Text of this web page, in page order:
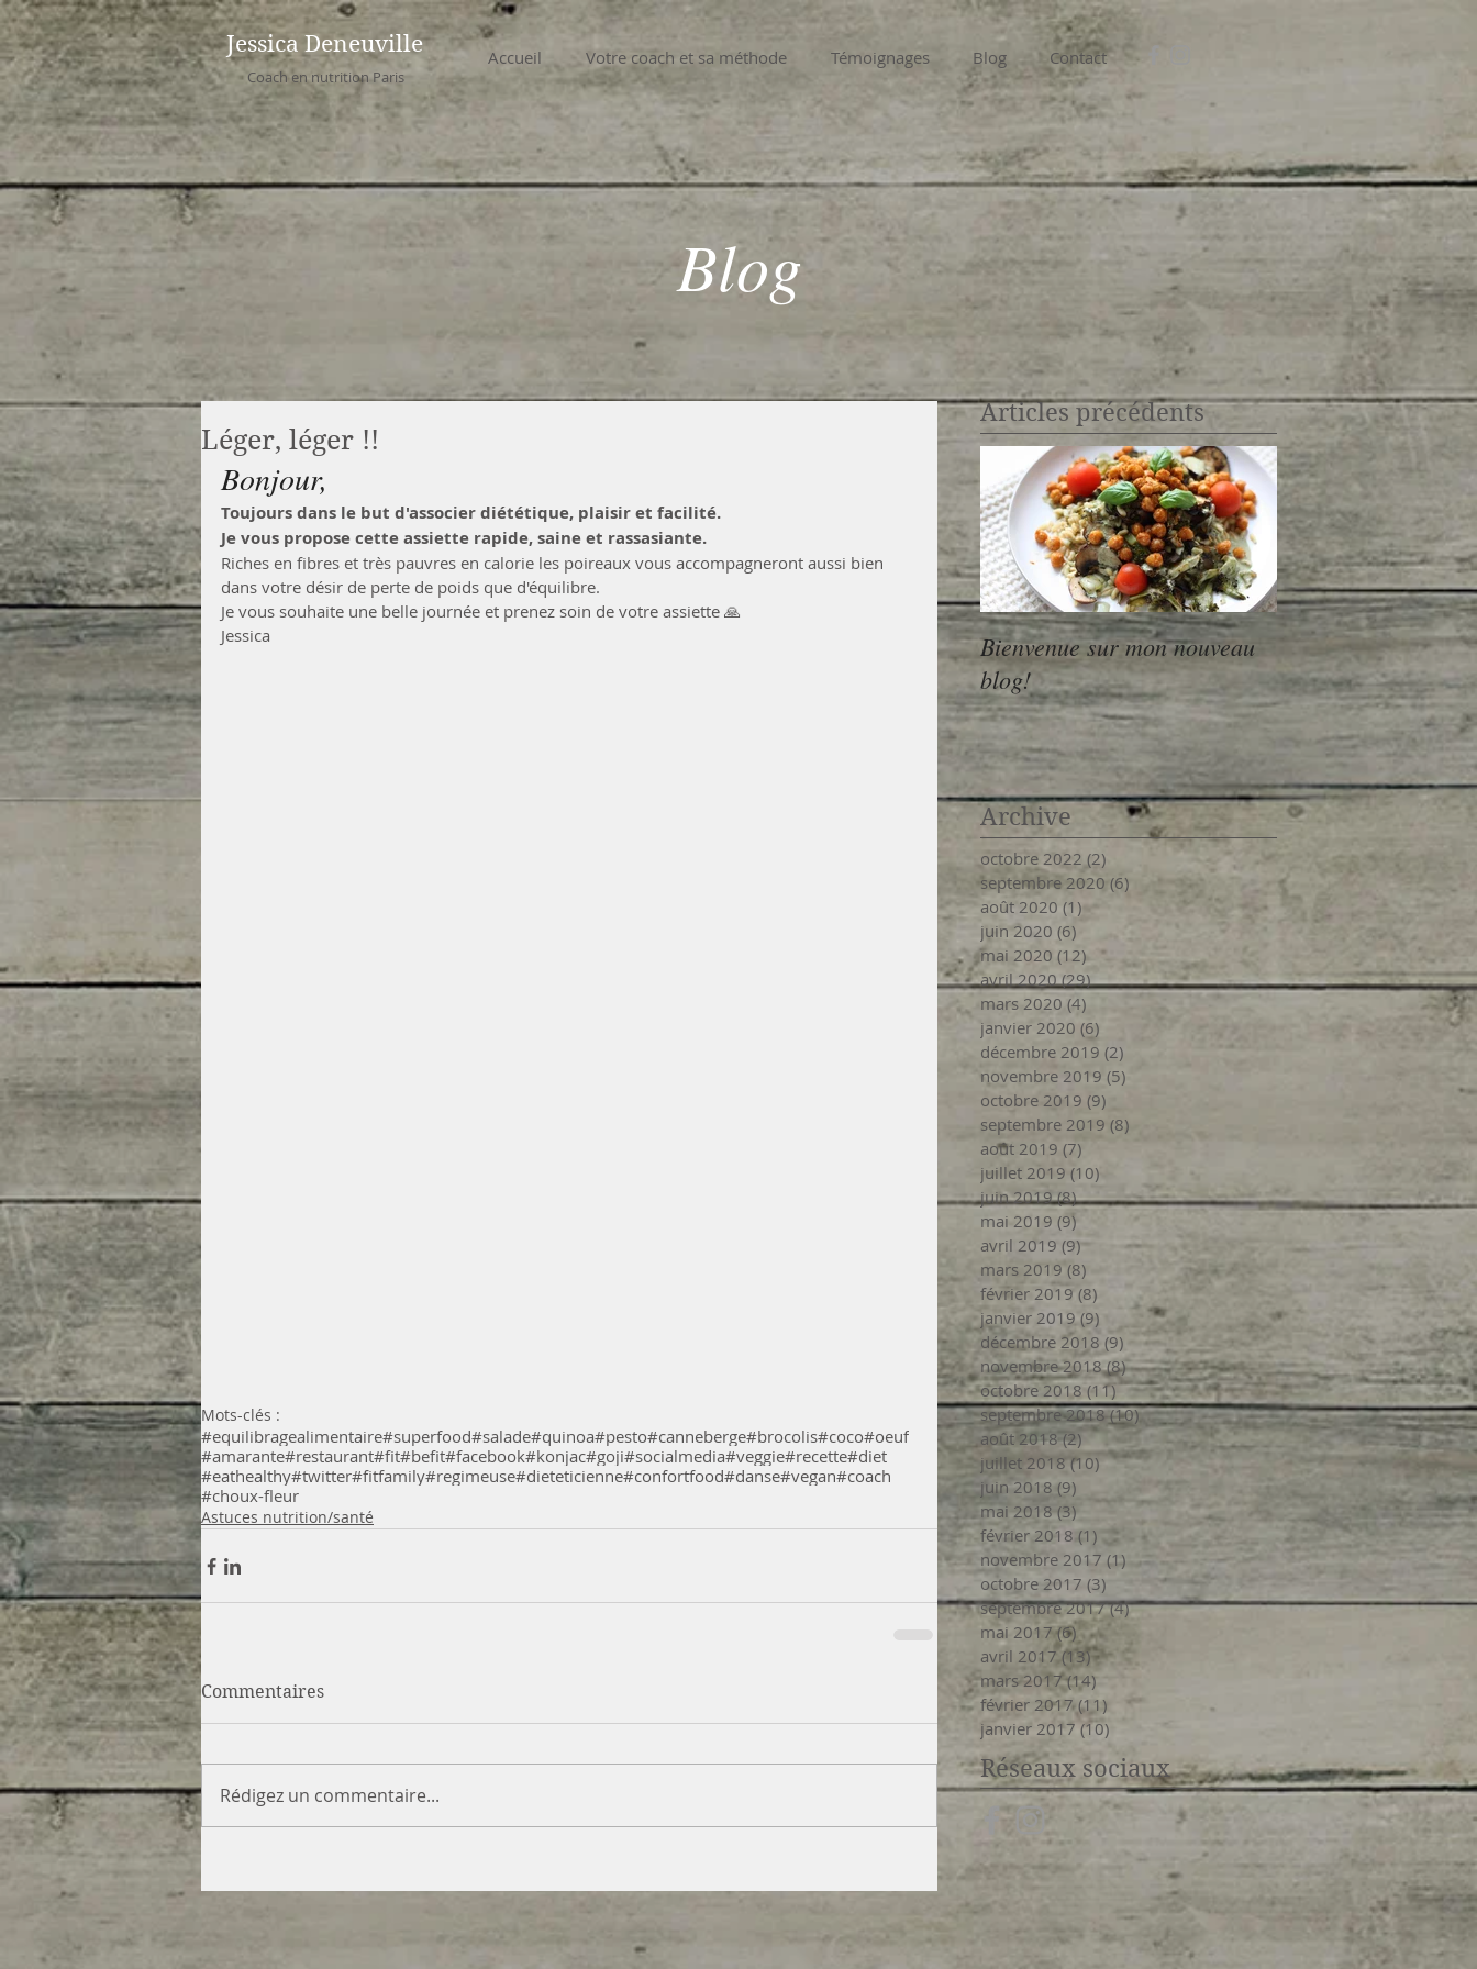
Jessica Deneuville
Coach en nutrition Paris
Accueil Votre coach et sa méthode Témoignages Blog Contact
Blog
Léger, léger !!
Bonjour,
Toujours dans le but d'associer diététique, plaisir et facilité.
Je vous propose cette assiette rapide, saine et rassasiante.
Riches en fibres et très pauvres en calorie les poireaux vous accompagneront aussi bien
dans votre désir de perte de poids que d'équilibre.
Je vous souhaite une belle journée et prenez soin de votre assiette 🙏
Jessica
Mots-clés :
#equilibragealimentaire#superfood#salade#quinoa#pesto#canneberge#brocolis#coco#oeuf
#amarante#restaurant#fit#befit#facebook#konjac#goji#socialmedia#veggie#recette#diet
#eathealthy#twitter#fitfamily#regimeuse#dieteticienne#confortfood#danse#vegan#coach
#choux-fleur
Astuces nutrition/santé
Commentaires
Rédigez un commentaire...
Articles précédents
Bienvenue sur mon nouveau
blog!
Archive
octobre 2022 (2)
septembre 2020 (6) 6 posts
août 2020 (1) 1 post
juin 2020 (6) 6 posts
mai 2020 (12) 12 posts
avril 2020 (29)29 posts
mars 2020 (4) 4 posts
janvier 2020 (6)
décembre 2019 (2)
novembre 2019 (5)
octobre 2019 (9)
septembre 2019 (8)
août 2019 (7)
juillet 2019 (10) 10 posts
juin 2019 (8)8 posts
mai 2019 (9)9 posts
avril 2019 (9)9 posts
mars 2019 (8)
février 2019 (8) 8 posts
janvier 2019 (9) 9 posts
décembre 2018 (9) 9 posts
novembre 2018 (8)8 posts
octobre 2018 (11)11 posts
septembre 2018 (10)10 posts
août 2018 (2)2 posts
juillet 2018 (10)10 posts
juin 2018 (9)
mai 2018 (3)3 posts
février 2018 (1) 1 post
novembre 2017 (1) 1 post
octobre 2017 (3) 3 posts
septembre 2017 (4)4 posts
mai 2017 (6) 6 posts
avril 2017 (13)13 posts
mars 2017 (14)14 posts
février 2017 (11) 11 posts
janvier 2017 (10) 10 posts
Réseaux sociaux